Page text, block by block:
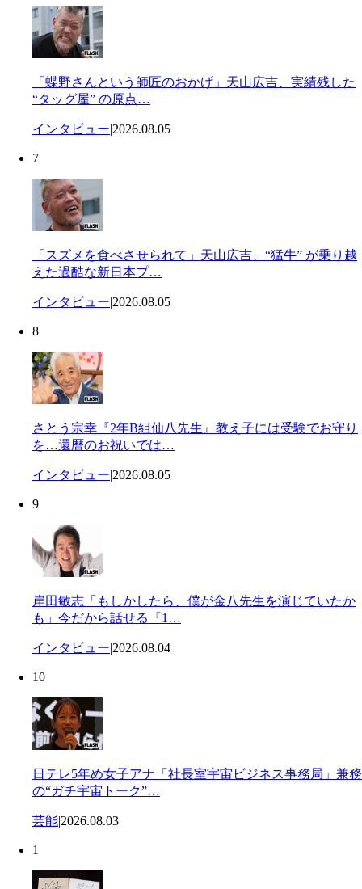
「蝶野さんという師匠のおかげ」天山広吉、実績残した
“タッグ屋” の原点…
インタビュー|2026.08.05
7
「スズメを食べさせられて」天山広吉、“猛牛” が乗り越
えた過酷な新日本プ…
インタビュー|2026.08.05
8
さとう宗幸『2年B組仙八先生』教え子には受験でお守り
を…還暦のお祝いでは…
インタビュー|2026.08.05
9
岸田敏志「もしかしたら、僕が金八先生を演じていたか
も」今だから話せる『1…
インタビュー|2026.08.04
10
日テレ5年め女子アナ「社長室宇宙ビジネス事務局」兼務
の“ガチ宇宙トーク”…
芸能|2026.08.03
1